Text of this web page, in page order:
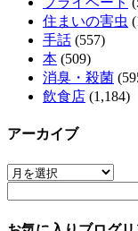
住まいの害虫
手話 (557)
本 (509)
消臭・殺菌
飲食店 (1,184)
アーカイブ
ア
イ